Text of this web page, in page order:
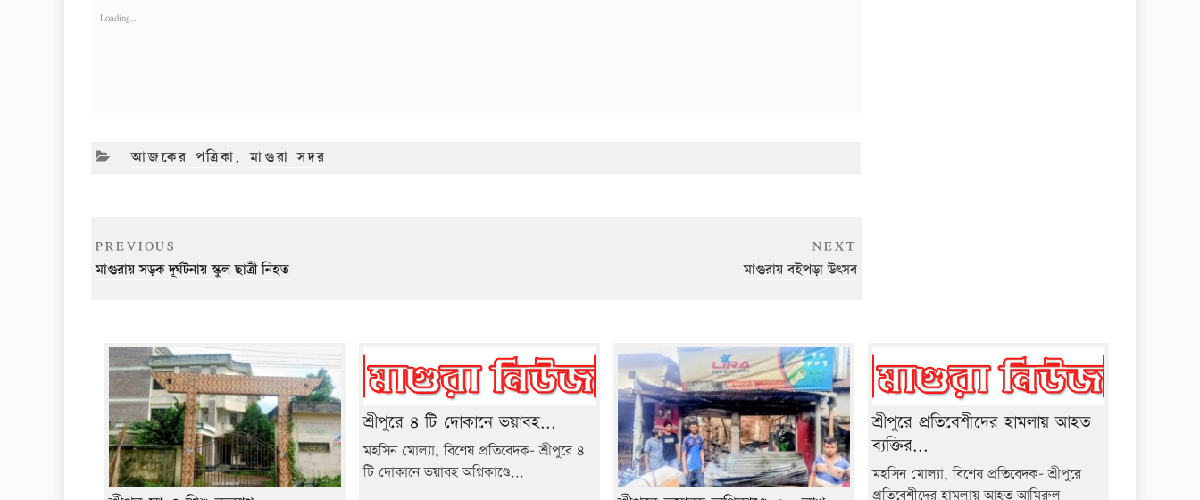
Loading...
CATEGORIES
আজকের পত্রিকা,মাগুরা সদর
Post
navigation
Previous
Post
PREVIOUS
মাগুরায় সড়ক দূর্ঘটনায় স্কুল ছাত্রী নিহত
Post
NEXT
মাগুরায় বইপড়া উৎসব
শ্রীপুরে ৪ টি দোকানে ভয়াবহ...
মহসিন মোল্যা, বিশেষ প্রতিবেদক- শ্রীপুরে ৪
টি দোকানে ভয়াবহ অগ্নিকাণ্ডে...
শ্রীপুরে প্রতিবেশীদের হামলায় আহত
ব্যক্তির...
মহসিন মোল্যা, বিশেষ প্রতিবেদক- শ্রীপুরে